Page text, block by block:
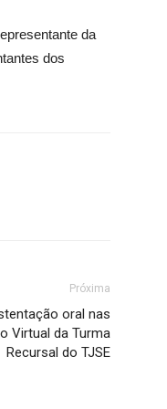
da
dos
Próxima
oral nas
Virtual da Turma
Recursal do TJSE